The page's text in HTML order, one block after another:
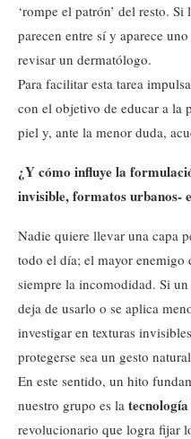
‘rompe el patrón’ del resto.
parecen entre sí y aparece
revisar un dermatólogo.
Para facilitar esta tarea
con el objetivo de educar a la
piel y, ante la menor duda,
¿Y cómo influye la
invisible, formatos urbanos-
Nadie quiere llevar una capa
todo el día; el mayor enemigo
siempre la incomodidad. Si
deja de usarlo o se aplica
investigar en texturas
protegerse sea un gesto
En este sentido, un hito
nuestro grupo es la
revolucionario que logra fijar